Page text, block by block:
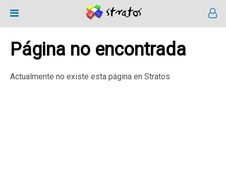
Página no encontrada
Actualmente no existe esta página en Stratos